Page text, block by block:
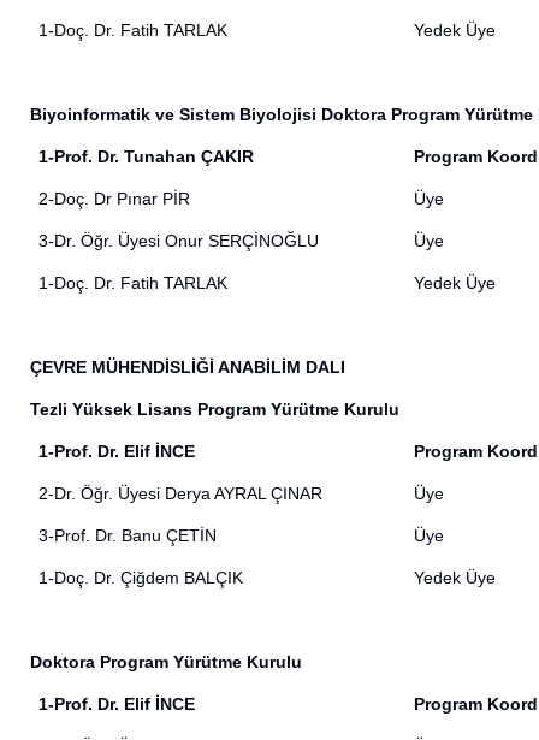
1-Doç. Dr. Fatih TARLAK Yedek Üye
Biyoinformatik ve Sistem Biyolojisi Doktora Program Yürütme
1-Prof. Dr. Tunahan ÇAKIR Program
2-Doç. Dr Pınar PİR Üye
3-Dr. Öğr. Üyesi Onur SERÇİNOĞLU Üye
1-Doç. Dr. Fatih TARLAK Yedek Üye
ÇEVRE MÜHENDİSLİĞİ ANABİLİM DALI
Tezli Yüksek Lisans Program Yürütme Kurulu
1-Prof. Dr. Elif İNCE Program
2-Dr. Öğr. Üyesi Derya AYRAL ÇINAR Üye
3-Prof. Dr. Banu ÇETİN Üye
1-Doç. Dr. Çiğdem BALÇIK Yedek Üye
Doktora Program Yürütme Kurulu
1-Prof. Dr. Elif İNCE Program